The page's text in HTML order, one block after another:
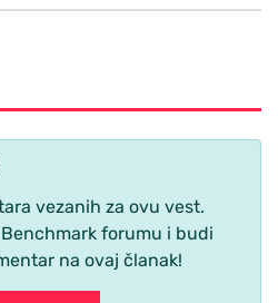
vezanih za ovu vest.
forumu i budi
na ovaj članak!